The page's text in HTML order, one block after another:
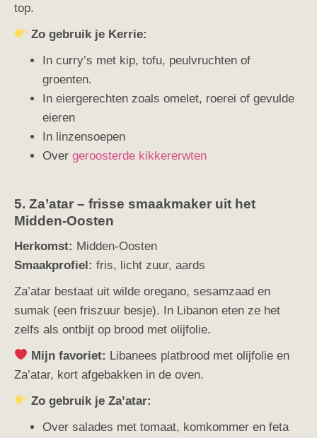
top.
Zo gebruik je Kerrie:
In curry’s met kip, tofu, peulvruchten of
groenten.
In eiergerechten zoals omelet, roerei of gevulde
eieren
In linzensoepen
Over geroosterde kikkererwten
5. Za’atar – frisse smaakmaker uit het
Midden-Oosten
Herkomst: Midden-Oosten
Smaakprofiel: fris, licht zuur, aards
Za’atar bestaat uit wilde oregano, sesamzaad en
sumak (een friszuur besje). In Libanon eten ze het
zelfs als ontbijt op brood met olijfolie.
Mijn favoriet: Libanees platbrood met olijfolie en
Za’atar, kort afgebakken in de oven.
Zo gebruik je Za’atar:
Over salades met tomaat, komkommer en feta